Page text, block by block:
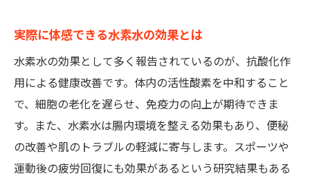
長期的な摂取による効果の検証
今後の研究で期待される効果
実際に体感できる水素水の効果とは
水素水の効果として多く報告されているのが、抗酸化作
用による健康改善です。体内の活性酸素を中和すること
で、細胞の老化を遅らせ、免疫力の向上が期待できま
す。また、水素水は腸内環境を整える効果もあり、便秘
の改善や肌のトラブルの軽減に寄与します。スポーツや
運動後の疲労回復にも効果があるという研究結果もある